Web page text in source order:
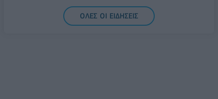
ΟΛΕΣ ΟΙ ΕΙΔΗΣΕΙΣ